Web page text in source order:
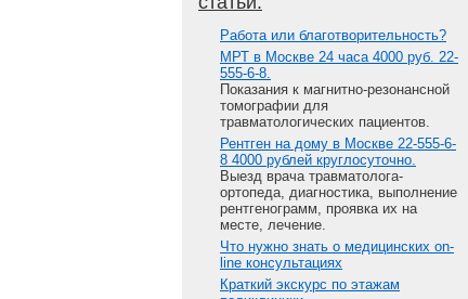
Работа или благотворительность?
МРТ в Москве 24 часа 4000 руб. 22-
555-6-8.
Показания к магнитно-резонансной
томографии для
травматологических пациентов.
Рентген на дому в Москве 22-555-6-
8 4000 рублей круглосуточно.
Выезд врача травматолога-
ортопеда, диагностика, выполнение
рентгенограмм, проявка их на
месте, лечение.
Что нужно знать о медицинских on-
line консультациях
Краткий экскурс по этажам